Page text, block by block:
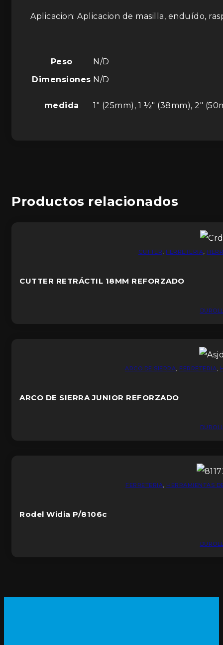
Aplicacion: Aplicacion de masilla, enduído,
Peso
N/D
Dimensiones N/D
medida 1" (25mm), 1 ½" (38mm), 2"
Productos relacionados
CUTTER, FERRETERIA,
CUTTER RETRÁCTIL 18MM REFORZADO
ARCO DE SIERRA, FERRETERIA,
ARCO DE SIERRA JUNIOR REFORZADO
FERRETERIA HERRAMIENTAS
Rodel Widia P/8106c